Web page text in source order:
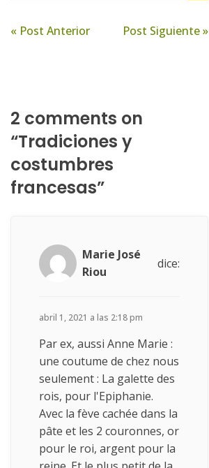
« Post Anterior Post Siguiente »
2 comments on
“Tradiciones y
costumbres
francesas”
Marie José
Riou
dice:
abril 1, 2021 a las 2:18 pm
Par ex, aussi Anne Marie :
une coutume de chez nous
seulement : La galette des
rois, pour l'Epiphanie.
Avec la fève cachée dans la
pâte et les 2 couronnes, or
pour le roi, argent pour la